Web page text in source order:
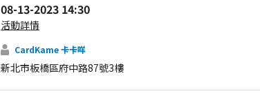
08-13-2023 14:30
活動詳情
CardKame 卡卡咩
新北市板橋區府中路87號3樓